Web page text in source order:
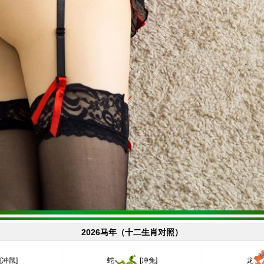
2026马年（十二生肖对照）
鼠] 蛇 [冲兔] 龙